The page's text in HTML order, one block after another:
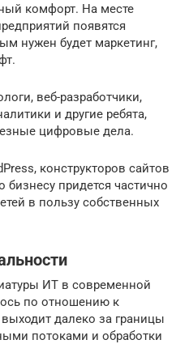
комфорт. На месте
появятся
нужен будет маркетинг,
веб-разработчики,
и другие ребята,
цифровые дела.
конструкторов сайтов
бизнесу придется частично
в пользу собственных
ИТ в современной
по отношению к
далеко за границы
потоками и обработки